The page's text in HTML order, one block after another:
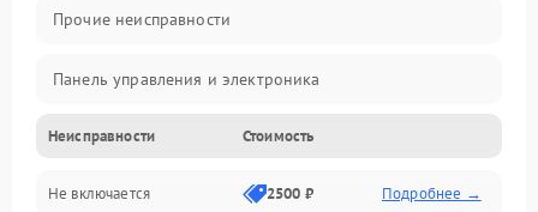
Прочие неисправности
Панель управления и электроника
Дверца и корпус
Механика и внутренние элементы
Неисправности Стоимость
Не включается 2500 ₽ Подробнее →